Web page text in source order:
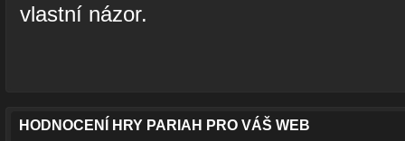
vlastní názor.
HODNOCENÍ HRY PARIAH PRO VÁŠ WEB